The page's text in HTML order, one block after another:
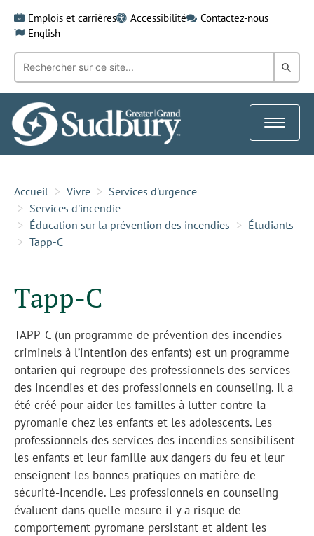
content
Emplois et carrières Accessibilité
Contactez-nous
English
Recherche
mot-
clé:
dans
Toggle
Accueil Vivre
Services d'urgence
Services d'incendie
Éducation sur la prévention des incendies
Étudiants
Tapp-C
Tapp-C
TAPP-C (un programme de prévention des incendies
criminels à l’intention des enfants) est un programme
ontarien qui regroupe des professionnels des services
des incendies et des professionnels en counseling. Il a
été créé pour aider les familles à lutter contre la
pyromanie chez les enfants et les adolescents. Les
professionnels des services des incendies sensibilisent
les enfants et leur famille aux dangers du feu et leur
enseignent les bonnes pratiques en matière de
sécurité-incendie. Les professionnels en counseling
évaluent dans quelle mesure il y a risque de
comportement pyromane persistant et aident les